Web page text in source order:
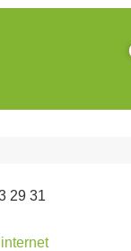
29 31